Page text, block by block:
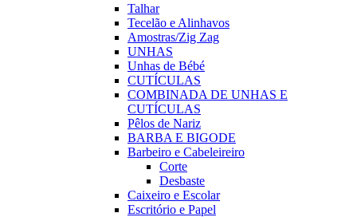
Talhar
Tecelão e Alinhavos
Amostras/Zig Zag
UNHAS
Unhas de Bébé
CUTÍCULAS
COMBINADA DE UNHAS E
CUTÍCULAS
Pêlos de Nariz
BARBA E BIGODE
Barbeiro e Cabeleireiro
Corte
Desbaste
Caixeiro e Escolar
Escritório e Papel